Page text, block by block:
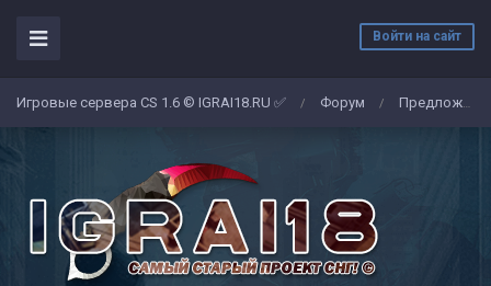
Войти на сайт
Игровые сервера CS 1.6 © IGRAI18.RU ✅ / Форум / Предложение